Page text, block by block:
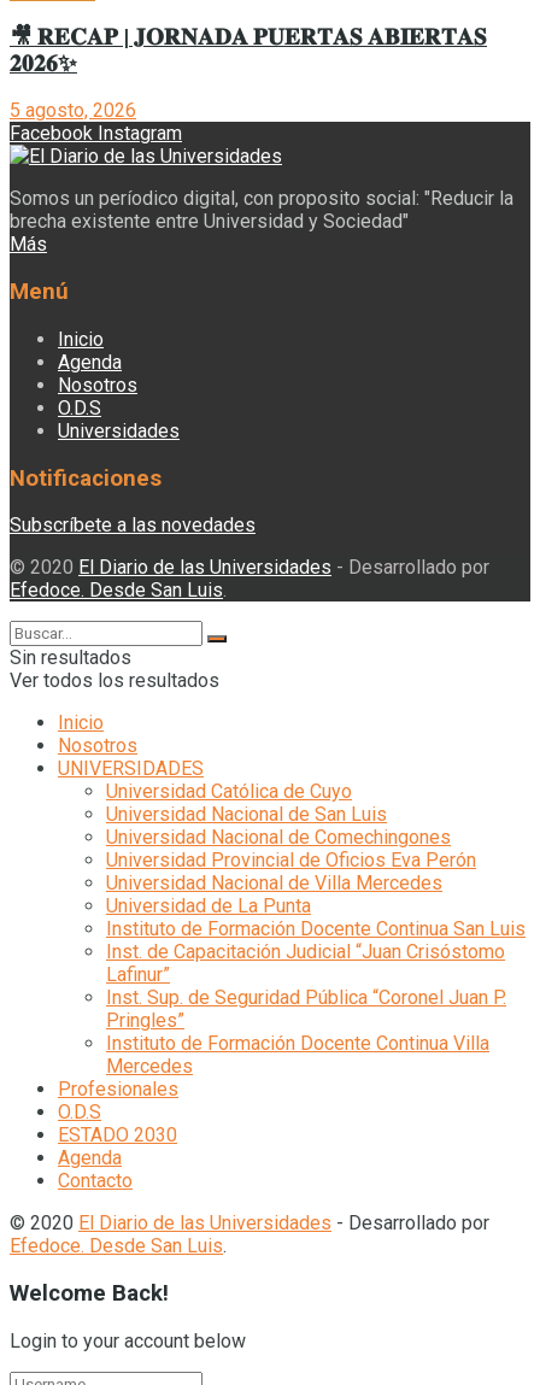
🎥 𝐑𝐄𝐂𝐀𝐏 | 𝐉𝐎𝐑𝐍𝐀𝐃𝐀 𝐏𝐔𝐄𝐑𝐓𝐀𝐒 𝐀𝐁𝐈𝐄𝐑𝐓𝐀𝐒
𝟐𝟎𝟐𝟔✨
5 agosto, 2026
Facebook Instagram
Somos un períodico digital, con proposito social: "Reducir la
brecha existente entre Universidad y Sociedad"
Más
Menú
Inicio
Agenda
Nosotros
O.D.S
Universidades
Notificaciones
Subscríbete a las novedades
© 2020 El Diario de las Universidades - Desarrollado por
Efedoce. Desde San Luis.
Sin resultados
Ver todos los resultados
Inicio
Nosotros
UNIVERSIDADES
Universidad Católica de Cuyo
Universidad Nacional de San Luis
Universidad Nacional de Comechingones
Universidad Provincial de Oficios Eva Perón
Universidad Nacional de Villa Mercedes
Universidad de La Punta
Instituto de Formación Docente Continua San Luis
Inst. de Capacitación Judicial “Juan Crisóstomo
Lafinur”
Inst. Sup. de Seguridad Pública “Coronel Juan P.
Pringles”
Instituto de Formación Docente Continua Villa
Mercedes
Profesionales
O.D.S
ESTADO 2030
Agenda
Contacto
© 2020 El Diario de las Universidades - Desarrollado por
Efedoce. Desde San Luis.
Welcome Back!
Login to your account below